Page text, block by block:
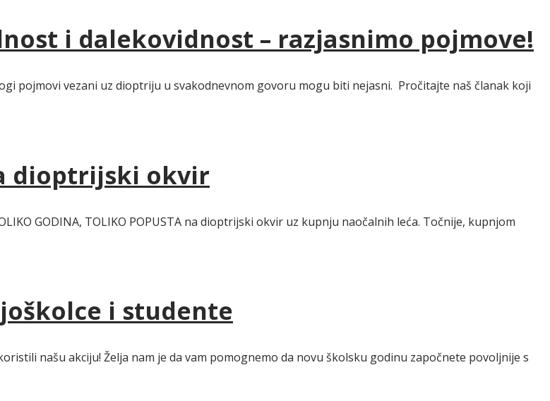
i dalekovidnost – razjasnimo pojmove!
pojmovi vezani uz dioptriju u svakodnevnom govoru mogu biti nejasni. Pročitajte naš članak koji
dioptrijski okvir
GODINA, TOLIKO POPUSTA na dioptrijski okvir uz kupnju naočalnih leća. Točnije, kupnjom
i studente
našu akciju! Želja nam je da vam pomognemo da novu školsku godinu započnete povoljnije s